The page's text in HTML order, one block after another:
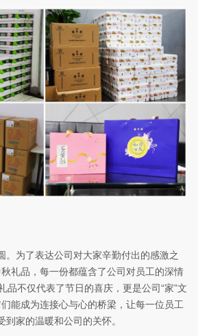
。为了表达公司对大家辛勤付出的感激之
礼品，每一份都蕴含了公司对员工的深情
品不仅代表了节日的喜庆，更是公司“家”文
能成为连接心与心的桥梁，让每一位员工
到家的温暖和公司的关怀。